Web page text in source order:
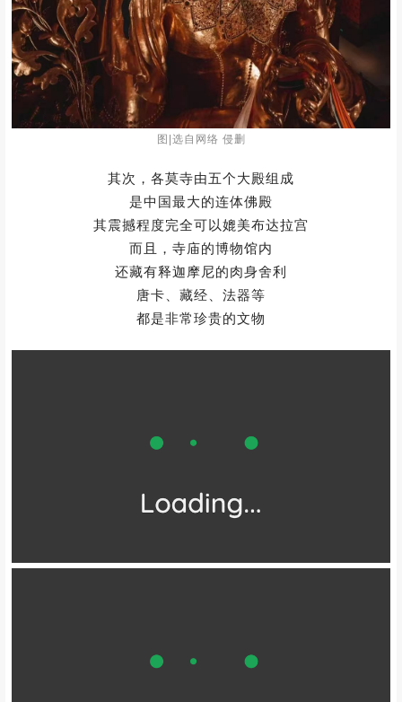
高达37米，相当于七层楼的高度